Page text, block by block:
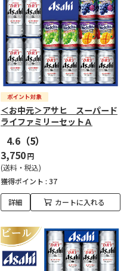
＜お中元＞アサヒ スーパード
ライファミリーセットＡ
4.6 （5）
3,750円
(送料・税込)
獲得ポイント : 37
詳細 カートに入れる